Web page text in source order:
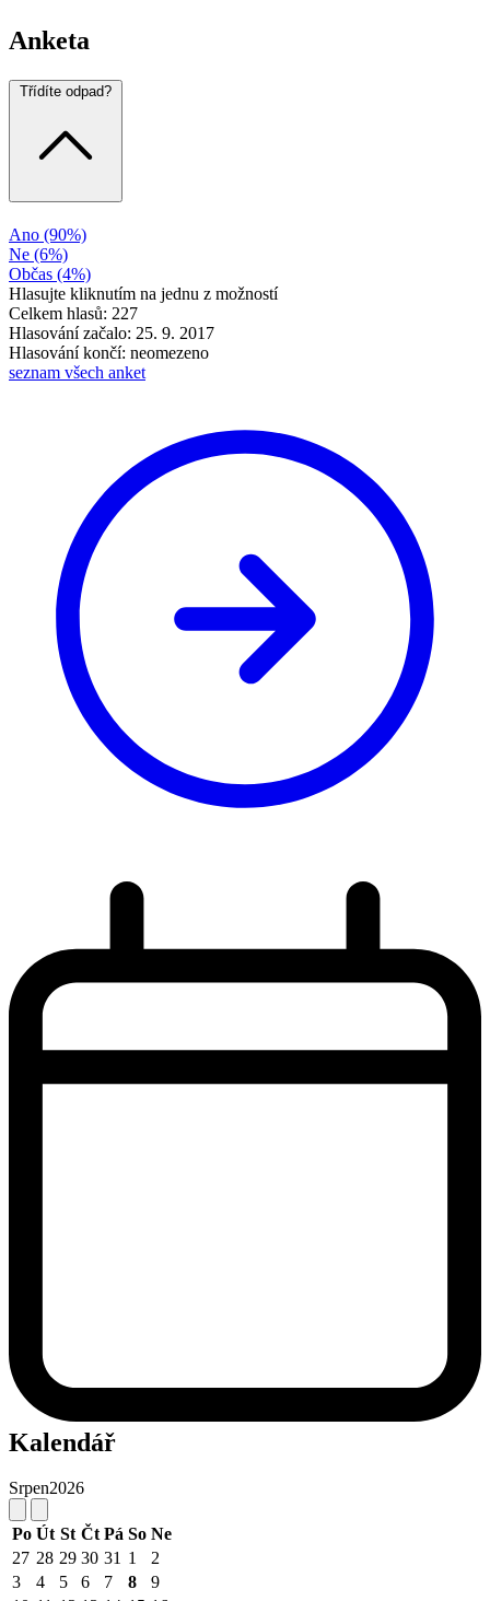
Anketa
Třídíte odpad?
Ano (90%)
Ne (6%)
Občas (4%)
Hlasujte kliknutím na jednu z možností
Celkem hlasů: 227
Hlasování začalo: 25. 9. 2017
Hlasování končí: neomezeno
seznam všech anket
Kalendář
Srpen2026
Po Út St Čt Pá So Ne
27 28 29 30 31 1
2
3
4 5 6 7 8
9